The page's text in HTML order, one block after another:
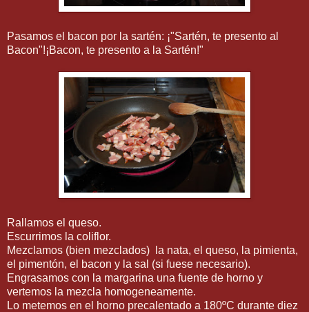
Pasamos el bacon por la sartén: ¡"Sartén, te presento al
Bacon"!¡Bacon, te presento a la Sartén!"
Rallamos el queso.
Escurrimos la coliflor.
Mezclamos (bien mezclados) la nata, el queso, la pimienta,
el pimentón, el bacon y la sal (si fuese necesario).
Engrasamos con la margarina una fuente de horno y
vertemos la mezcla homogeneamente.
Lo metemos en el horno precalentado a 180ºC durante diez